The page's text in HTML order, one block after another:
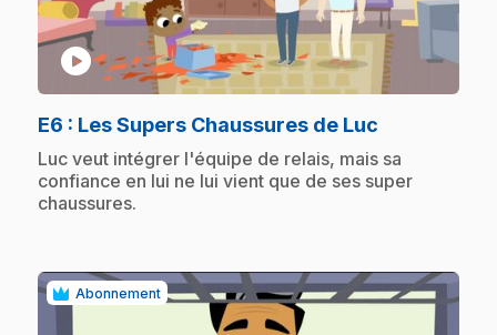
play_circle
E6 : Les Supers Chaussures de Luc
.Luc veut intégrer l'équipe de relais, mais sa
confiance en lui ne lui vient que de ses super
chaussures.
Abonnement